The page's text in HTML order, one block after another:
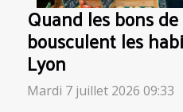
Quand les bons
bousculent les
Lyon
Mardi 7 juillet 2026 09:33